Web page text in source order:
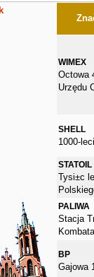
WIMEX
Octowa
Urzędu
SHELL
1000-
STATOIL
Tysi±c
PALIWA
Stacja
BP
Gajowa